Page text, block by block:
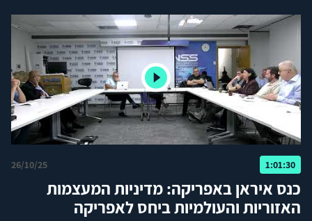
1:01:30
26/10/25
כנס איראן באפריקה: מדיניות המעצמות
האזוריות והעולמיות ביחס לאפריקה